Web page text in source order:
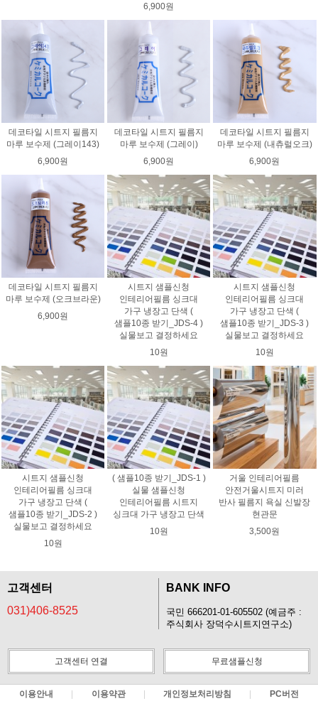
6,900원
데코타일 시트지 필름지
마루 보수제 (그레이143)
6,900원
데코타일 시트지 필름지
마루 보수제 (그레이)
6,900원
데코타일 시트지 필름지
마루 보수제 (내츄럴오크)
6,900원
데코타일 시트지 필름지
마루 보수제 (오크브라운)
6,900원
시트지 샘플신청
인테리어필름 싱크대
가구 냉장고 단색 (
샘플10종 받기_JDS-4 )
실물보고 결정하세요
10원
시트지 샘플신청
인테리어필름 싱크대
가구 냉장고 단색 (
샘플10종 받기_JDS-3 )
실물보고 결정하세요
10원
시트지 샘플신청
인테리어필름 싱크대
가구 냉장고 단색 (
샘플10종 받기_JDS-2 )
실물보고 결정하세요
10원
( 샘플10종 받기_JDS-1 )
실물 샘플신청
인테리어필름 시트지
싱크대 가구 냉장고 단색
10원
거울 인테리어필름
안전거울시트지 미러
반사 필름지 욕실 신발장
현관문
3,500원
고객센터
031)406-8525
BANK INFO
국민 666201-01-605502 (예금주 :
주식회사 장덕수시트지연구소)
고객센터 연결 무료샘플신청
이용안내 이용약관 개인정보처리방침 PC버전